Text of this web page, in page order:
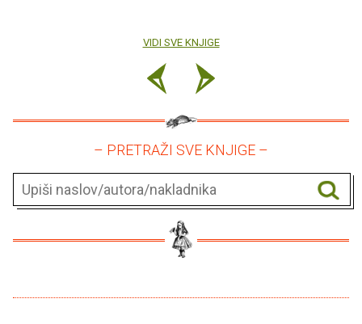
VIDI SVE KNJIGE
– PRETRAŽI SVE KNJIGE –